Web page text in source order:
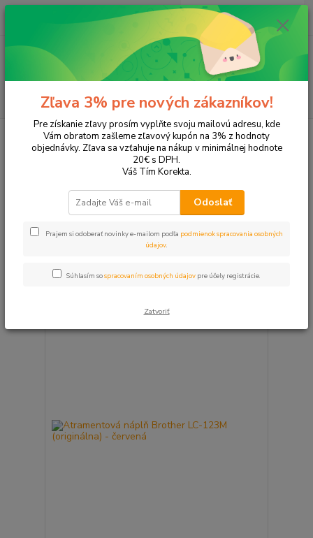
Hľadať
ks
za 0,00 EUR
Tonery a náplne do tlačiarní Brother MFC-J6720DW
MFC-J6720DW
Upresniť parametre
Najdrahšie
Zobrazujem 1-5 z 5
Zľava 3% pre nových zákazníkov!
Pre získanie zľavy prosím vyplňte svoju mailovú adresu, kde
Vám obratom zašleme zľavový kupón na 3% z hodnoty
objednávky. Zľava sa vzťahuje na nákup v minimálnej hodnote
20€ s DPH.
Váš Tím Korekta.
Odoslať
Prajem si odoberať novinky e-mailom podľa podmienok spracovania osobných
údajov.
Súhlasím sospracovaním osobných údajov pre účely registrácie.
Zatvoriť